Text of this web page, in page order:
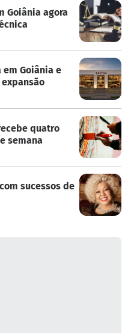
Goiânia agora
Goiânia e
quatro
semana
sucessos de